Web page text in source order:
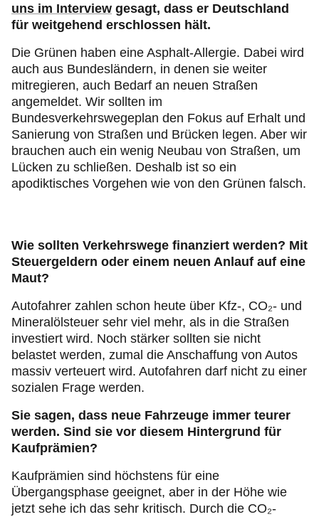
uns im Interview gesagt, dass er Deutschland
für weitgehend erschlossen hält.
Die Grünen haben eine Asphalt-Allergie. Dabei wird
auch aus Bundesländern, in denen sie weiter
mitregieren, auch Bedarf an neuen Straßen
angemeldet. Wir sollten im
Bundesverkehrswegeplan den Fokus auf Erhalt und
Sanierung von Straßen und Brücken legen. Aber wir
brauchen auch ein wenig Neubau von Straßen, um
Lücken zu schließen. Deshalb ist so ein
apodiktisches Vorgehen wie von den Grünen falsch.
Wie sollten Verkehrswege finanziert werden? Mit
Steuergeldern oder einem neuen Anlauf auf eine
Maut?
Autofahrer zahlen schon heute über Kfz-, CO₂- und
Mineralölsteuer sehr viel mehr, als in die Straßen
investiert wird. Noch stärker sollten sie nicht
belastet werden, zumal die Anschaffung von Autos
massiv verteuert wird. Autofahren darf nicht zu einer
sozialen Frage werden.
Sie sagen, dass neue Fahrzeuge immer teurer
werden. Sind sie vor diesem Hintergrund für
Kaufprämien?
Kaufprämien sind höchstens für eine
Übergangsphase geeignet, aber in der Höhe wie
jetzt sehe ich das sehr kritisch. Durch die CO₂-